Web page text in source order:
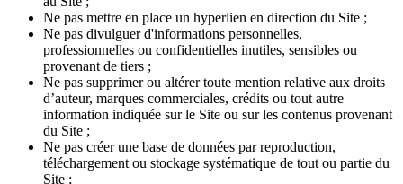
Ne pas mettre en place un hyperlien en direction du Site ;
Ne pas divulguer d'informations personnelles,
professionnelles ou confidentielles inutiles, sensibles ou
provenant de tiers ;
Ne pas supprimer ou altérer toute mention relative aux droits
d’auteur, marques commerciales, crédits ou tout autre
information indiquée sur le Site ou sur les contenus provenant
du Site ;
Ne pas créer une base de données par reproduction,
téléchargement ou stockage systématique de tout ou partie du
Site ;